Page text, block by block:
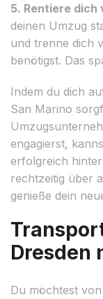
5. Rentiere dich
deinen Umzug
und trenne dich
benötigst. Das
Indem du dich
San Marino
engagierst,
erfolgreich
rechtzeitig über
genieße dein
Dresden
Du möchtest